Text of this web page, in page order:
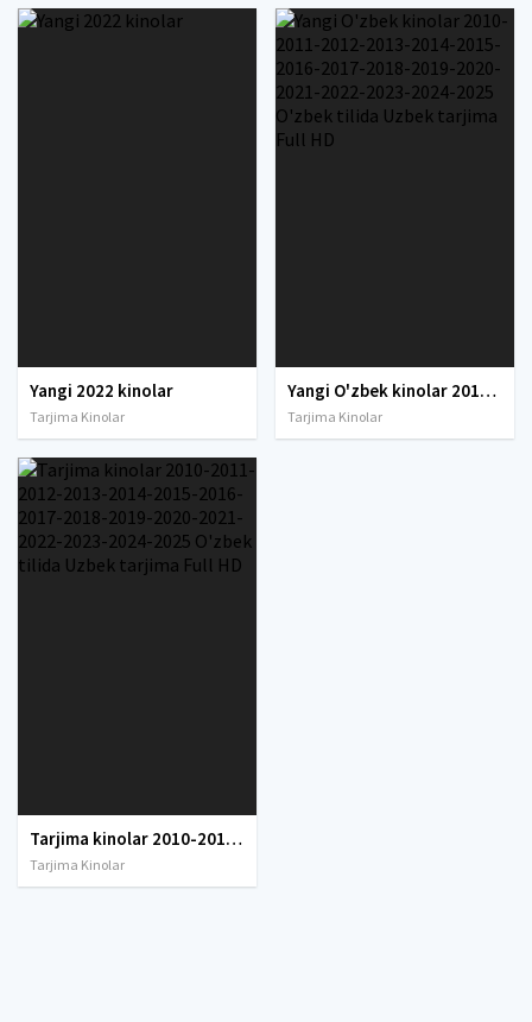
Yangi 2022 kinolar
Tarjima Kinolar
Yangi O'zbek kinolar 2010-2011-2012-2013-2014-2015-2016-2017-2018-2019-2020-2021-2022-2023-2024-2025 O'zbek tilida Uzbek tarjima Full HD
Tarjima Kinolar
Tarjima kinolar 2010-2011-2012-2013-2014-2015-2016-2017-2018-2019-2020-2021-2022-2023-2024-2025 O'zbek tilida Uzbek tarjima Full HD
Tarjima Kinolar